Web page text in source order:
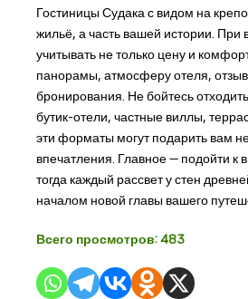
Гостиницы Судака с видом на
жильё, а часть вашей истории. При
учитывать не только цену и
панорамы, атмосферу отеля,
бронирования. Не бойтесь
бутик-отели, частные виллы,
эти форматы могут подарить вам
впечатления. Главное — подойти к
тогда каждый рассвет у стен
началом новой главы вашего
Всего просмотров: 483